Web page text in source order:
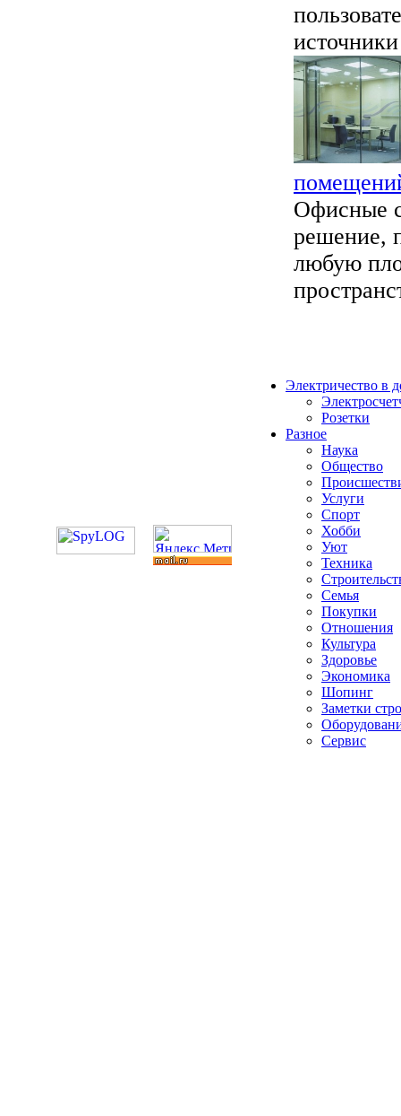
Офисные
решение,
любую
Электричество в
Розетки
Разное
Наука
Общество
Услуги
Спорт
Хобби
Уют
Техника
Семья
Покупки
Отношения
Культура
Здоровье
Экономика
Шопинг
Заметки
Сервис